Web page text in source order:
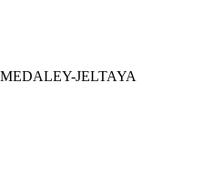
JELTAYA